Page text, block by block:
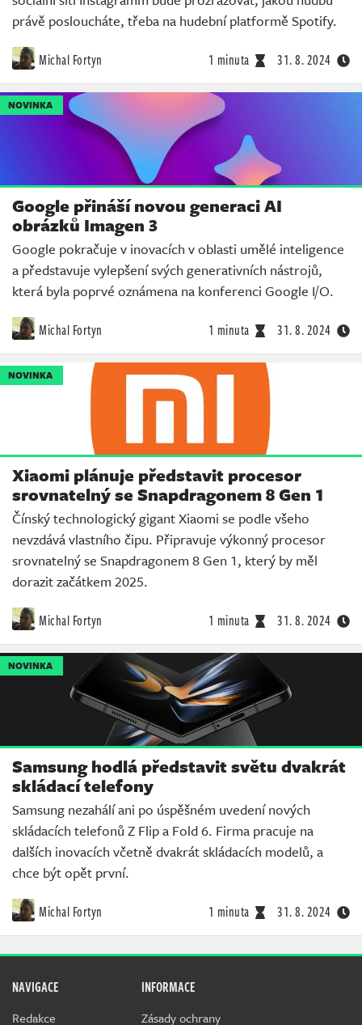
právě posloucháte, třeba na hudební platformě Spotify.
Michal Fortyn 1 minuta 31. 8. 2024
NOVINKA
Google přináší novou generaci AI
obrázků Imagen 3
Google pokračuje v inovacích v oblasti umělé inteligence
a představuje vylepšení svých generativních nástrojů,
která byla poprvé oznámena na konferenci Google I/O.
Michal Fortyn 1 minuta 31. 8. 2024
NOVINKA
Xiaomi plánuje představit procesor
srovnatelný se Snapdragonem 8 Gen 1
Čínský technologický gigant Xiaomi se podle všeho
nevzdává vlastního čipu. Připravuje výkonný procesor
srovnatelný se Snapdragonem 8 Gen 1, který by měl
dorazit začátkem 2025.
Michal Fortyn 1 minuta 31. 8. 2024
NOVINKA
Samsung hodlá představit světu dvakrát
skládací telefony
Samsung nezahálí ani po úspěšném uvedení nových
skládacích telefonů Z Flip a Fold 6. Firma pracuje na
dalších inovacích včetně dvakrát skládacích modelů, a
chce být opět první.
Michal Fortyn 1 minuta 31. 8. 2024
NAVIGACE
Redakce
INFORMACE
Zásady ochrany